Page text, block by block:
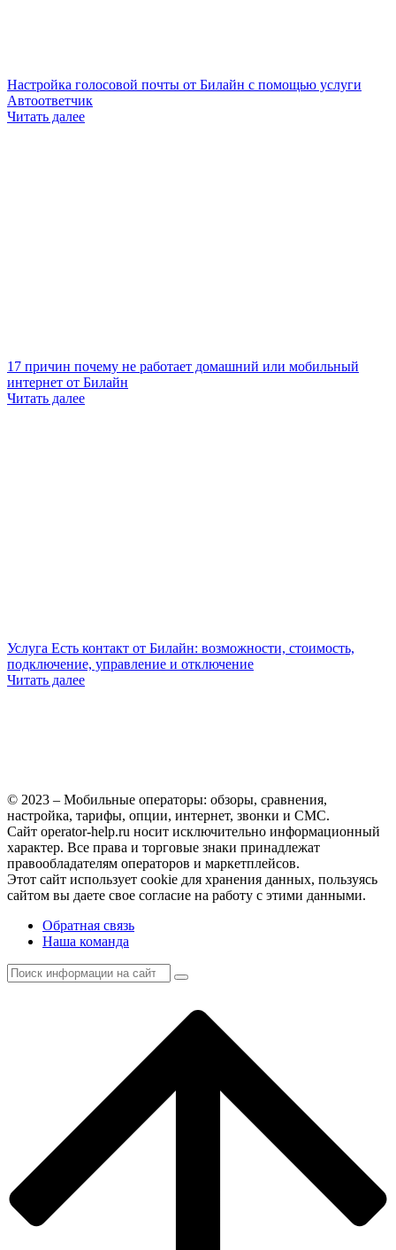
Настройка голосовой почты от Билайн с помощью услуги
Автоответчик
Читать далее
17 причин почему не работает домашний или мобильный
интернет от Билайн
Читать далее
Услуга Есть контакт от Билайн: возможности, стоимость,
подключение, управление и отключение
Читать далее
© 2023 – Мобильные операторы: обзоры, сравнения,
настройка, тарифы, опции, интернет, звонки и СМС.
Сайт operator-help.ru носит исключительно информационный
характер. Все права и торговые знаки принадлежат
правообладателям операторов и маркетплейсов.
Этот сайт использует cookie для хранения данных, пользуясь
сайтом вы даете свое согласие на работу с этими данными.
Обратная связь
Наша команда